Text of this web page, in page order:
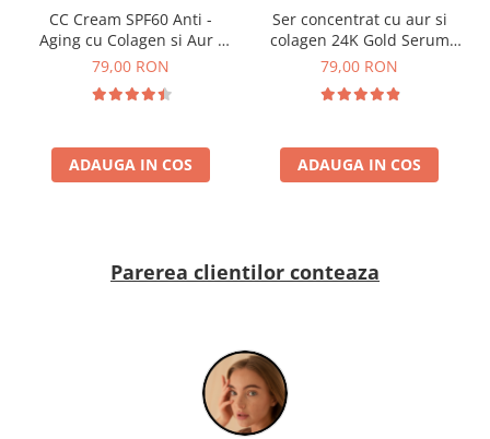
CC Cream SPF60 Anti -
Aging cu Colagen si Aur -
Dr. Rashel 24K Gold Make-
79,00 RON
ADAUGA IN COS
Ser concentrat cu aur si
colagen 24K Gold Serum
With Real Gold Atoms &
79,00 RON
ADAUGA IN COS
Parerea clientilor conteaza